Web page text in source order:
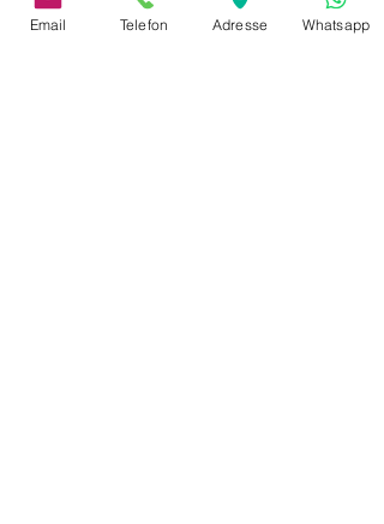
Email Telefon Adresse Whatsapp